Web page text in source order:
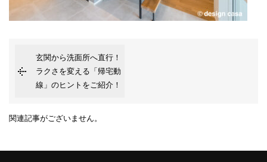
玄関から洗面所へ直行！
ラクさを変える「帰宅動
線」のヒントをご紹介！
関連記事がございません。